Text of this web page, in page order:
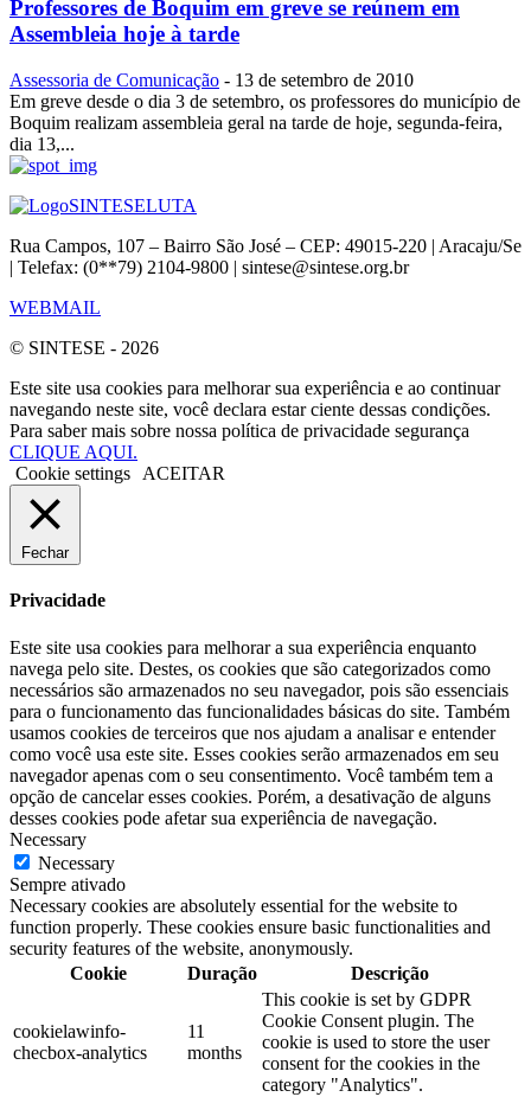
Professores de Boquim em greve se reúnem em
Assembleia hoje à tarde
Assessoria de Comunicação - 13 de setembro de 2010
Em greve desde o dia 3 de setembro, os professores do município de
Boquim realizam assembleia geral na tarde de hoje, segunda-feira,
dia 13,...
SINTESELUTA
Rua Campos, 107 – Bairro São José – CEP: 49015-220 | Aracaju/Se
| Telefax: (0**79) 2104-9800 | sintese@sintese.org.br
WEBMAIL
© SINTESE - 2026
Este site usa cookies para melhorar sua experiência e ao continuar
navegando neste site, você declara estar ciente dessas condições.
Para saber mais sobre nossa política de privacidade segurança
CLIQUE AQUI.
Cookie settings
ACEITAR
Fechar
Privacidade
Este site usa cookies para melhorar a sua experiência enquanto
navega pelo site. Destes, os cookies que são categorizados como
necessários são armazenados no seu navegador, pois são essenciais
para o funcionamento das funcionalidades básicas do site. Também
usamos cookies de terceiros que nos ajudam a analisar e entender
como você usa este site. Esses cookies serão armazenados em seu
navegador apenas com o seu consentimento. Você também tem a
opção de cancelar esses cookies. Porém, a desativação de alguns
desses cookies pode afetar sua experiência de navegação.
Necessary
Necessary
Sempre ativado
Necessary cookies are absolutely essential for the website to
function properly. These cookies ensure basic functionalities and
security features of the website, anonymously.
Cookie
Duração Descrição
cookielawinfo-
checbox-analytics
11
months
This cookie is set by GDPR
Cookie Consent plugin. The
cookie is used to store the user
consent for the cookies in the
category "Analytics".